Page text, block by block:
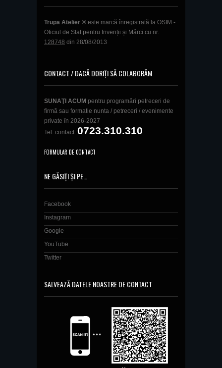
Trupa Atelier ® este marcă înregistrată la OSIM -
Oficiul de Stat pentru Invenții și Mărci cu nr.
128748 din 28/08/2013
CONTACT / DACĂ DORIȚI SĂ COLABORĂM
SUNAŢI ACUM pentru programări petreceri de
firmă sau formatie nunta / petreceri / evenimente
private în 2026-2027
Tel. contact: 0723.310.310
FORMULAR DE CONTACT
NE GĂSIȚI ȘI PE…
Facebook
Instagram
Google
YouTube
Twitter
SALVEAZĂ DATELE NOASTRE DE CONTACT